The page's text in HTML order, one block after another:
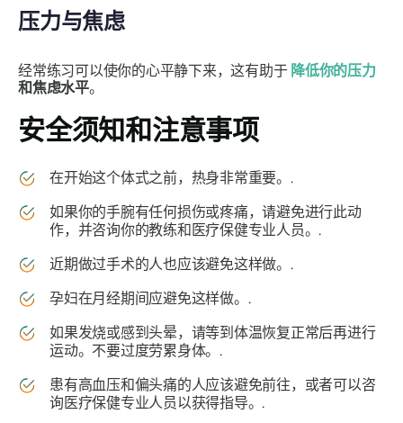
压力与焦虑
经常练习可以使你的心平静下来，这有助于 降低你的压力
和焦虑水平。
安全须知和注意事项
在开始这个体式之前，热身非常重要。.
如果你的手腕有任何损伤或疼痛，请避免进行此动
作，并咨询你的教练和医疗保健专业人员。.
近期做过手术的人也应该避免这样做。.
孕妇在月经期间应避免这样做。.
如果发烧或感到头晕，请等到体温恢复正常后再进行
运动。不要过度劳累身体。.
患有高血压和偏头痛的人应该避免前往，或者可以咨
询医疗保健专业人员以获得指导。.